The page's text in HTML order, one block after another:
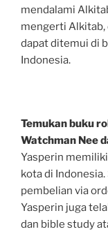
mendalami
mengerti Alkitab,
dapat ditemui di
Indonesia.
Temukan buku
Watchman Nee
Yasperin
kota di
pembelian via
Yasperin juga
dan bible study